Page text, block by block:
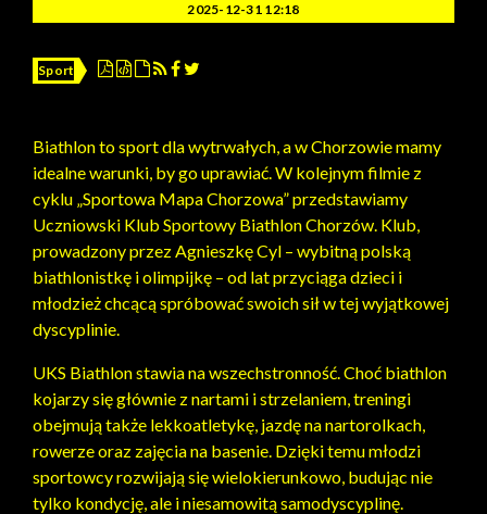
2025-12-31 12:18
Sport
Biathlon to sport dla wytrwałych, a w Chorzowie mamy
idealne warunki, by go uprawiać. W kolejnym filmie z
cyklu „Sportowa Mapa Chorzowa” przedstawiamy
Uczniowski Klub Sportowy Biathlon Chorzów. Klub,
prowadzony przez Agnieszkę Cyl – wybitną polską
biathlonistkę i olimpijkę – od lat przyciąga dzieci i
młodzież chcącą spróbować swoich sił w tej wyjątkowej
dyscyplinie.
UKS Biathlon stawia na wszechstronność. Choć biathlon
kojarzy się głównie z nartami i strzelaniem, treningi
obejmują także lekkoatletykę, jazdę na nartorolkach,
rowerze oraz zajęcia na basenie. Dzięki temu młodzi
sportowcy rozwijają się wielokierunkowo, budując nie
tylko kondycję, ale i niesamowitą samodyscyplinę.